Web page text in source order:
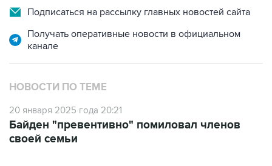
Получать оперативные новости в официальном
НОВОСТИ ПО ТЕМЕ
20 января 2025 года 20:21
своей семьи